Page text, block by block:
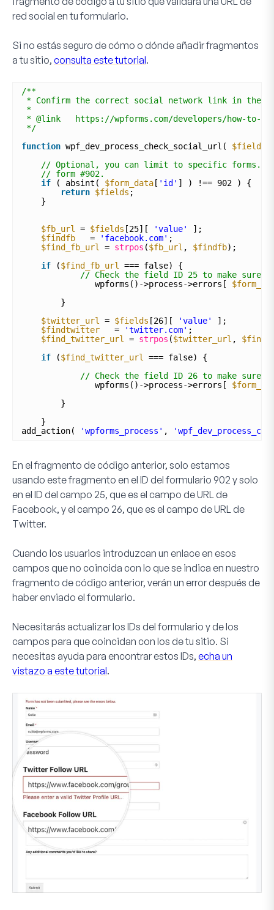
red social en tu formulario.
Si no estás seguro de cómo o dónde añadir fragmentos
a tu sitio, consulta este tutorial.
/**
* Confirm the correct social network link in the
*
* @link   https://wpforms.com/developers/how-
*/
function wpf_dev_process_check_social_url( $fields
// Optional, you can limit to specific forms.
// form #902.
if
( absint( $form_data[ 'id' ] ) !== 902 ) {
return $fields ;
}
$fb_url = $fields [25][ 'value'
];
$findfb
= 'facebook.com' ;
$find_fb_url
= strpos ($fb_url , $findfb);
if
($find_fb_url
=== false) {
// Check the field ID 25 to make sure it
wpforms()->process->errors[
}
$twitter_url
= $fields [26][ 'value'
];
$findtwitter
= 'twitter.com' ;
$find_twitter_url
= strpos ($twitter_url ,
if
($find_twitter_url
=== false) {
// Check the field ID 26 to make sure
wpforms()->process->errors[
}
}
add_action(
'wpforms_process' ,
En el fragmento de código anterior, solo estamos
usando este fragmento en el ID del formulario 902 y solo
en el ID del campo 25, que es el campo de URL de
Facebook, y el campo 26, que es el campo de URL de
Twitter.
Cuando los usuarios introduzcan un enlace en esos
campos que no coincida con lo que se indica en nuestro
fragmento de código anterior, verán un error después de
haber enviado el formulario.
Necesitarás actualizar los IDs del formulario y de los
campos para que coincidan con los de tu sitio. Si
necesitas ayuda para encontrar estos IDs, echa un
vistazo a este tutorial.